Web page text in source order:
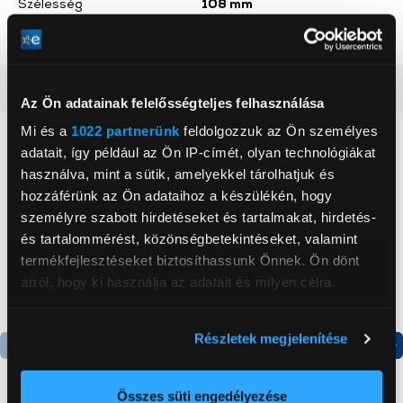
Az Ön adatainak felelősségteljes felhasználása
Mi és a 1022 partnerünk feldolgozzuk az Ön személyes
adatait, így például az Ön IP-címét, olyan technológiákat
használva, mint a sütik, amelyekkel tárolhatjuk és
hozzáférünk az Ön adataihoz a készülékén, hogy
személyre szabott hirdetéseket és tartalmakat, hirdetés-
és tartalommérést, közönségbetekintéseket, valamint
termékfejlesztéseket biztosíthassunk Önnek. Ön dönt
arról, hogy ki használja az adatait és milyen célra.
elhelyezkedéséről pár méteres pontossággal
Az Ön készülékén beazonosítása annak konkrét
Részletek megjelenítése
Összes süti engedélyezése
Szélesség
108 mm
WiFi
Neked ajánljuk
Termék adatlap Termék adatlap